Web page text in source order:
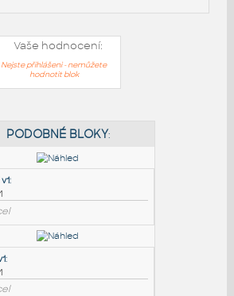
Vaše hodnocení:
Nejste přihlášeni - nemůžete
hodnotit blok
PODOBNÉ BLOKY: